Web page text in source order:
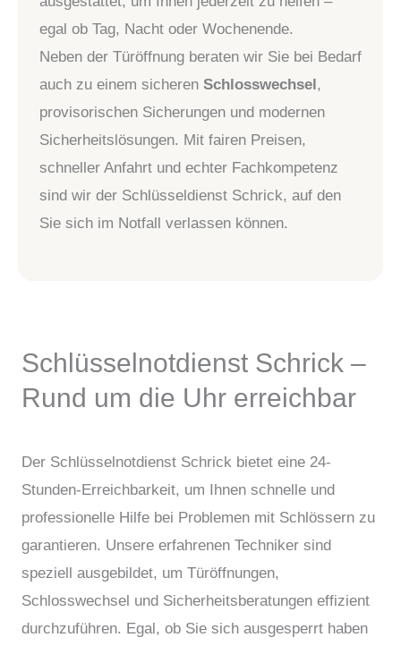
egal ob Tag, Nacht oder Wochenende.
Neben der Türöffnung beraten wir Sie bei Bedarf
auch zu einem sicheren Schlosswechsel,
provisorischen Sicherungen und modernen
Sicherheitslösungen. Mit fairen Preisen,
schneller Anfahrt und echter Fachkompetenz
sind wir der Schlüsseldienst Schrick, auf den
Sie sich im Notfall verlassen können.
Schlüsselnotdienst Schrick –
Rund um die Uhr erreichbar
Der Schlüsselnotdienst Schrick bietet eine 24-
Stunden-Erreichbarkeit, um Ihnen schnelle und
professionelle Hilfe bei Problemen mit Schlössern zu
garantieren. Unsere erfahrenen Techniker sind
speziell ausgebildet, um Türöffnungen,
Schlosswechsel und Sicherheitsberatungen effizient
durchzuführen. Egal, ob Sie sich ausgesperrt haben